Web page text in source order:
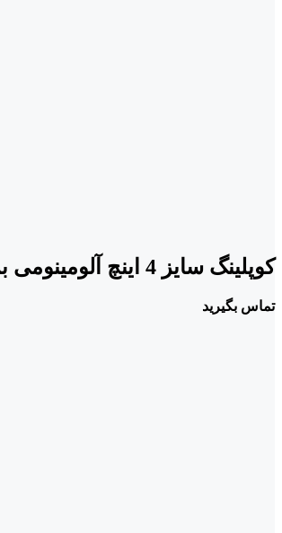
کوپلینگ سایز 4 اینچ آلومینومی برند AWG
تماس بگیرید